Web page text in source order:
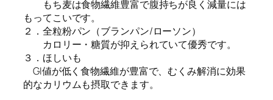
もち麦は食物繊維豊富で腹持ちが良く減量には
もってこいです。
２．全粒粉パン（ブランパン/ローソン）
カロリー・糖質が抑えられていて優秀です。
３．ほしいも
GI値が低く食物繊維が豊富で、むくみ解消に効果
的なカリウムも摂取できます。